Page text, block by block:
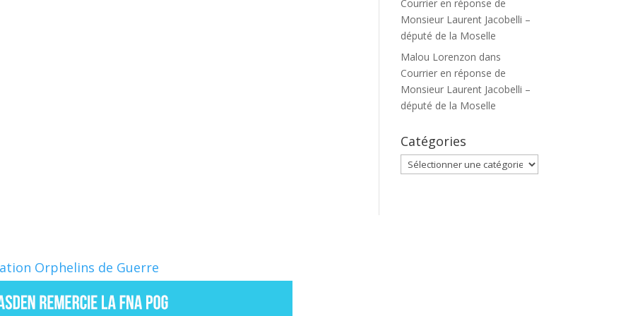
Courrier en réponse de
Monsieur Laurent Jacobelli –
député de la Moselle
Malou Lorenzon dans
Courrier en réponse de
Monsieur Laurent Jacobelli –
député de la Moselle
Catégories
Catégories
Orphelins de Guerre